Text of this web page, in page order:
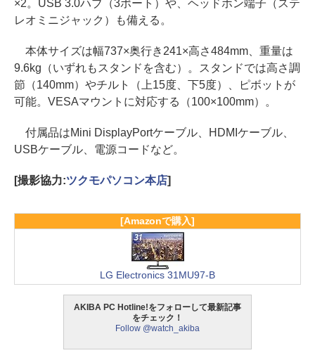
×2。USB 3.0ハブ（3ポート）や、ヘッドホン端子（ステ
レオミニジャック）も備える。
本体サイズは幅737×奥行き241×高さ484mm、重量は
9.6kg（いずれもスタンドを含む）。スタンドでは高さ調
節（140mm）やチルト（上15度、下5度）、ピボットが
可能。VESAマウントに対応する（100×100mm）。
付属品はMini DisplayPortケーブル、HDMIケーブル、
USBケーブル、電源コードなど。
[撮影協力:ツクモパソコン本店]
[Amazonで購入]
LG Electronics 31MU97-B
AKIBA PC Hotline!をフォローして最新記事
をチェック！
Follow @watch_akiba